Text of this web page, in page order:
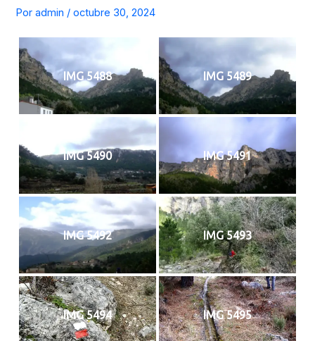
Poradmin /octubre 30, 2024
IMG 5488 IMG 5489
IMG 5490 IMG 5491
IMG 5492 IMG 5493
IMG 5494 IMG 5495